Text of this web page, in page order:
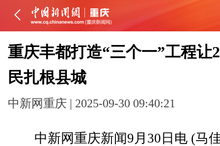
重庆丰都打造“三个一”工程让
民扎根县城
中新网重庆 | 2025-09-30 09:40:21
中新网重庆新闻9月30日电 (马